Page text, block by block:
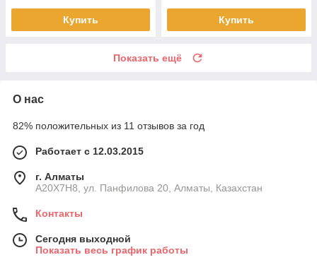
Купить Купить
Показать ещё
О нас
82% положительных из 11 отзывов за год
Работает с 12.03.2015
г. Алматы
A20X7H8, ул. Панфилова 20, Алматы, Казахстан
Контакты
Сегодня выходной
Показать весь график работы